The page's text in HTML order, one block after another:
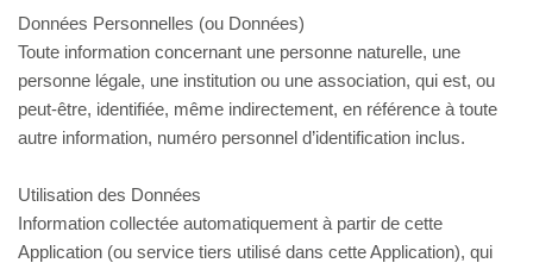
Données Personnelles (ou Données)
Toute information concernant une personne naturelle, une
personne légale, une institution ou une association, qui est, ou
peut-être, identifiée, même indirectement, en référence à toute
autre information, numéro personnel d’identification inclus.
Utilisation des Données
Information collectée automatiquement à partir de cette
Application (ou service tiers utilisé dans cette Application), qui